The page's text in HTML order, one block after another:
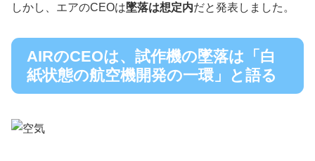
しかし、エアのCEOは墜落は想定内だと発表しました。
AIRのCEOは、試作機の墜落は「白
紙状態の航空機開発の一環」と語る